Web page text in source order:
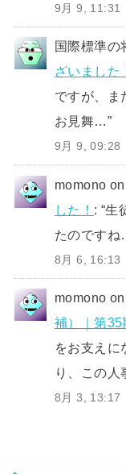
9月 9, 11:31
国際標準の
ざいました
ですが、ま
お見舞…”
9月 9, 09:28
momono on
した！ : “生
たのです
8月 6, 16:13
momono
補）｜第35
をお支えに
り、この
8月 3, 13:17